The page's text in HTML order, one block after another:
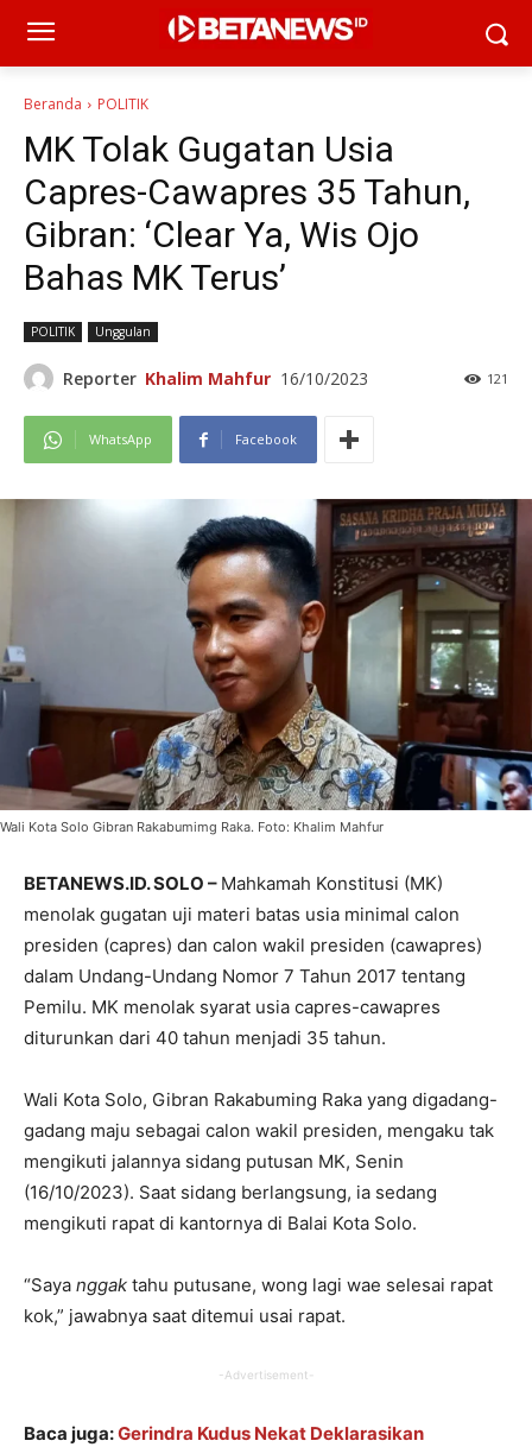
Beranda POLITIK
MK Tolak Gugatan Usia
Capres-Cawapres 35 Tahun,
Gibran: ‘Clear Ya, Wis Ojo
Bahas MK Terus’
POLITIK Unggulan
Reporter Khalim Mahfur 16/10/2023 121
WhatsApp Facebook
Wali Kota Solo Gibran Rakabumimg Raka. Foto: Khalim Mahfur
BETANEWS.ID. SOLO – Mahkamah Konstitusi (MK)
menolak gugatan uji materi batas usia minimal calon
presiden (capres) dan calon wakil presiden (cawapres)
dalam Undang-Undang Nomor 7 Tahun 2017 tentang
Pemilu. MK menolak syarat usia capres-cawapres
diturunkan dari 40 tahun menjadi 35 tahun.
Wali Kota Solo, Gibran Rakabuming Raka yang digadang-
gadang maju sebagai calon wakil presiden, mengaku tak
mengikuti jalannya sidang putusan MK, Senin
(16/10/2023). Saat sidang berlangsung, ia sedang
mengikuti rapat di kantornya di Balai Kota Solo.
“Saya nggak tahu putusane, wong lagi wae selesai rapat
kok,” jawabnya saat ditemui usai rapat.
-Advertisement-
Baca juga:Gerindra Kudus Nekat Deklarasikan